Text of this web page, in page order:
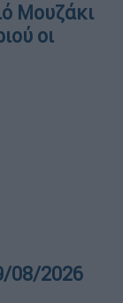
Μουζάκι
οι
08/2026